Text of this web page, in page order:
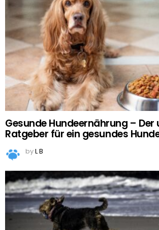
Gesunde Hundeernährung –
Ratgeber für ein gesundes
byL B